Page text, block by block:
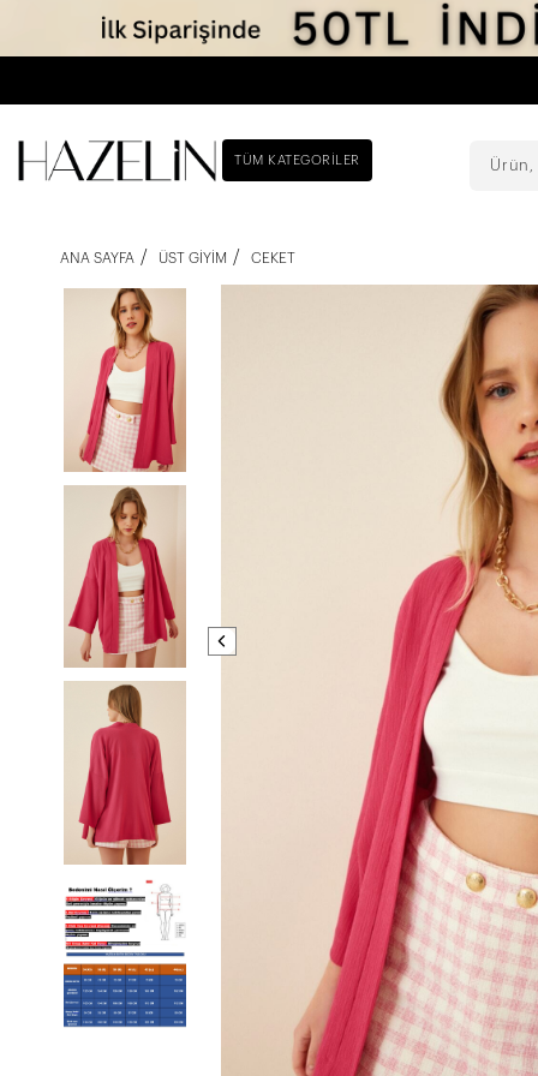
TÜM KATEGORILER
ANA SAYFA ÜST GIYIM CEKET